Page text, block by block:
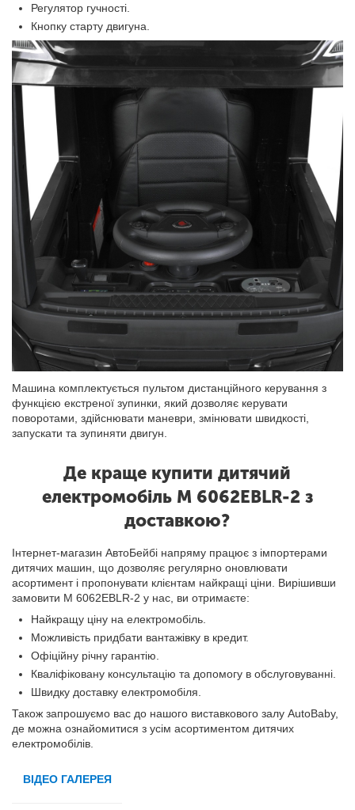
Регулятор гучності.
Кнопку старту двигуна.
Машина комплектується пультом дистанційного керування з
функцією екстреної зупинки, який дозволяє керувати
поворотами, здійснювати маневри, змінювати швидкості,
запускати та зупиняти двигун.
Де краще купити дитячий
електромобіль M 6062EBLR-2 з
доставкою?
Інтернет-магазин АвтоБейбі напряму працює з імпортерами
дитячих машин, що дозволяє регулярно оновлювати
асортимент і пропонувати клієнтам найкращі ціни. Вирішивши
замовити M 6062EBLR-2 у нас, ви отримаєте:
Найкращу ціну на електромобіль.
Можливість придбати вантажівку в кредит.
Офіційну річну гарантію.
Кваліфіковану консультацію та допомогу в обслуговуванні.
Швидку доставку електромобіля.
Також запрошуємо вас до нашого виставкового залу AutoBaby,
де можна ознайомитися з усім асортиментом дитячих
електромобілів.
ВІДЕО ГАЛЕРЕЯ